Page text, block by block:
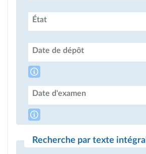
État
Date de dépôt
Date d'examen
Recherche par texte intégral